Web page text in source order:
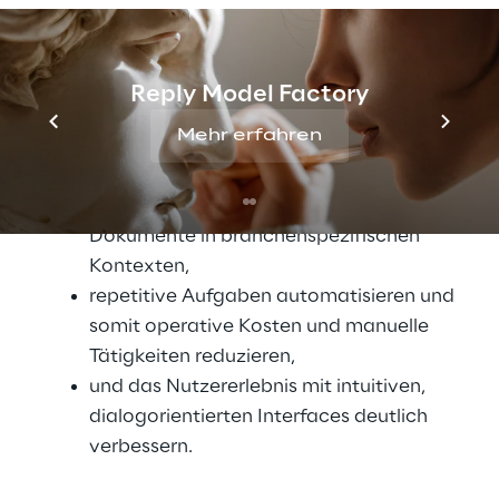
Reply Model Factory
Mehr erfahren
die Produktivität in wissensintensiven
Bereichen wie dem Personalwesen, dem
Einkauf und der Compliance steigern,
Entscheidungen schneller treffen, etwa
durch KI-gestützte Analyse und
Zusammenfassung komplexer
Dokumente in branchenspezifischen
Kontexten,
repetitive Aufgaben automatisieren und
somit operative Kosten und manuelle
Tätigkeiten reduzieren,
und das Nutzererlebnis mit intuitiven,
dialogorientierten Interfaces deutlich
verbessern.